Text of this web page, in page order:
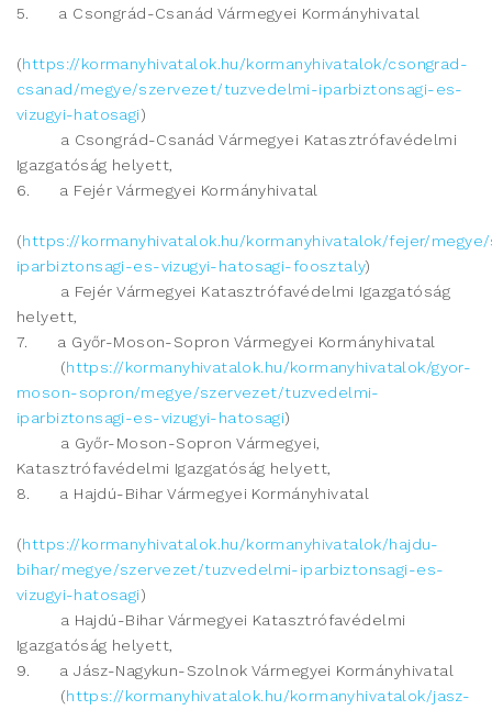
5. a Csongrád-Csanád Vármegyei Kormányhivatal
(https://kormanyhivatalok.hu/kormanyhivatalok/csongrad-
csanad/megye/szervezet/tuzvedelmi-iparbiztonsagi-es-
vizugyi-hatosagi)
a Csongrád-Csanád Vármegyei Katasztrófavédelmi
Igazgatóság helyett,
6. a Fejér Vármegyei Kormányhivatal
(https://kormanyhivatalok.hu/kormanyhivatalok/fejer/
iparbiztonsagi-es-vizugyi-hatosagi-foosztaly)
a Fejér Vármegyei Katasztrófavédelmi Igazgatóság
helyett,
7. a Győr-Moson-Sopron Vármegyei Kormányhivatal
(https://kormanyhivatalok.hu/kormanyhivatalok/gyor-
moson-sopron/megye/szervezet/tuzvedelmi-
iparbiztonsagi-es-vizugyi-hatosagi)
a Győr-Moson-Sopron Vármegyei,
Katasztrófavédelmi Igazgatóság helyett,
8. a Hajdú-Bihar Vármegyei Kormányhivatal
(https://kormanyhivatalok.hu/kormanyhivatalok/hajdu-
bihar/megye/szervezet/tuzvedelmi-iparbiztonsagi-es-
vizugyi-hatosagi)
a Hajdú-Bihar Vármegyei Katasztrófavédelmi
Igazgatóság helyett,
9. a Jász-Nagykun-Szolnok Vármegyei Kormányhivatal
(https://kormanyhivatalok.hu/kormanyhivatalok/jasz-